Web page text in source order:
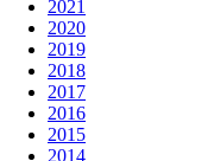
2021
2020
2019
2018
2017
2016
2015
2014